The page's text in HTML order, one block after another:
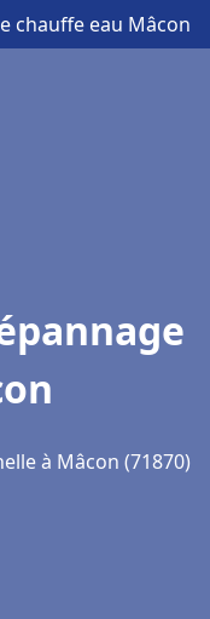
chauffe eau Mâcon
à Mâcon (71870)